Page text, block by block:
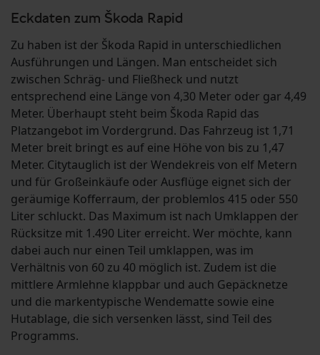
Eckdaten zum Škoda Rapid
Zu haben ist der Škoda Rapid in unterschiedlichen
Ausführungen und Längen. Man entscheidet sich
zwischen Schräg- und Fließheck und nutzt
entsprechend eine Länge von 4,30 Meter oder gar 4,49
Meter. Überhaupt steht beim Škoda Rapid das
Platzangebot im Vordergrund. Das Fahrzeug ist 1,71
Meter breit bringt es auf eine Höhe von bis zu 1,47
Meter. Citytauglich ist der Wendekreis von elf Metern
und für Großeinkäufe oder Ausflüge eignet sich der
geräumige Kofferraum, der problemlos 415 oder 550
Liter schluckt. Das Maximum ist nach Umklappen der
Rücksitze mit 1.490 Liter erreicht. Wer möchte, kann
dabei auch nur einen Teil umklappen, was im
Verhältnis von 60 zu 40 möglich ist. Zudem ist die
mittlere Armlehne klappbar und auch Gepäcknetze
und die markentypische Wendematte sowie eine
Hutablage, die sich versenken lässt, sind Teil des
Programms.